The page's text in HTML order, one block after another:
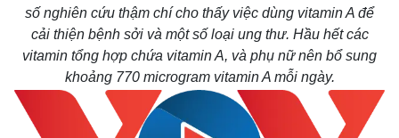
số nghiên cứu thậm chí cho thấy việc dùng vitamin A để
cải thiện bệnh sởi và một số loại ung thư. Hầu hết các
vitamin tổng hợp chứa vitamin A, và phụ nữ nên bổ sung
khoảng 770 microgram vitamin A mỗi ngày.